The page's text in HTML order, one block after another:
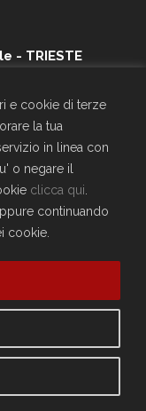
e cookie di terze
la tua
in linea con
o negare il
clicca qui
continuando
cookie.
- TRIESTE
Trieste
al sito